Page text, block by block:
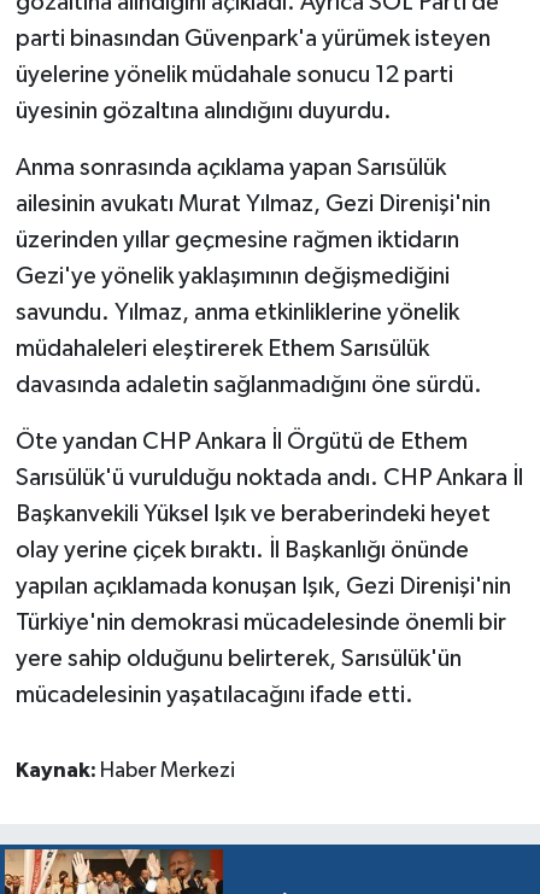
parti binasından Güvenpark'a yürümek isteyen
üyelerine yönelik müdahale sonucu 12 parti
üyesinin gözaltına alındığını duyurdu.
Anma sonrasında açıklama yapan Sarısülük
ailesinin avukatı Murat Yılmaz, Gezi Direnişi'nin
üzerinden yıllar geçmesine rağmen iktidarın
Gezi'ye yönelik yaklaşımının değişmediğini
savundu. Yılmaz, anma etkinliklerine yönelik
müdahaleleri eleştirerek Ethem Sarısülük
davasında adaletin sağlanmadığını öne sürdü.
Öte yandan CHP Ankara İl Örgütü de Ethem
Sarısülük'ü vurulduğu noktada andı. CHP Ankara İl
Başkanvekili Yüksel Işık ve beraberindeki heyet
olay yerine çiçek bıraktı. İl Başkanlığı önünde
yapılan açıklamada konuşan Işık, Gezi Direnişi'nin
Türkiye'nin demokrasi mücadelesinde önemli bir
yere sahip olduğunu belirterek, Sarısülük'ün
mücadelesinin yaşatılacağını ifade etti.
Kaynak: Haber Merkezi